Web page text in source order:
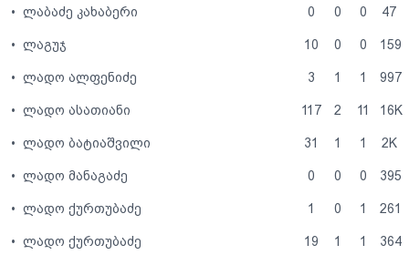
• ლაბაძე კახაბერი 0 0 0 47
• ლაგუჯ 10 0 0 159
• ლადო ალფენიძე 3 1 1 997
• ლადო ასათიანი 117 2 11 16K
• ლადო ბატიაშვილი 31 1 1 2K
• ლადო მანაგაძე 0 0 0 395
• ლადო ქურთუბაძე 1 0 1 261
• ლადო ქურთუბაძე 19 1 1 364